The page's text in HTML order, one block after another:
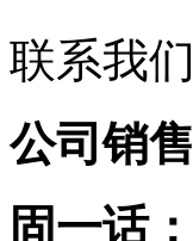
联系我们
公司销
固一话